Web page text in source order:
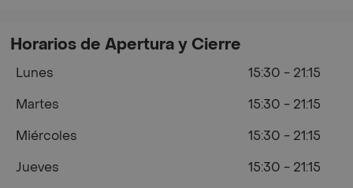
Horarios de Apertura y Cierre
Lunes
15:30 - 21:15
Martes
15:30 - 21:15
Miércoles
15:30 - 21:15
Jueves
15:30 - 21:15